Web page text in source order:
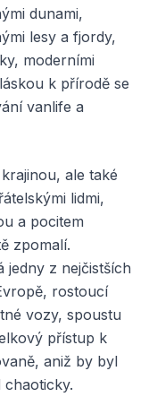
dunami,
lesy a fjordy,
moderními
k přírodě se
vanlife a
ale také
lidmi,
a pocitem
zpomalí.
jedny z nejčistších
rostoucí
vozy, spoustu
přístup k
aniž by byl